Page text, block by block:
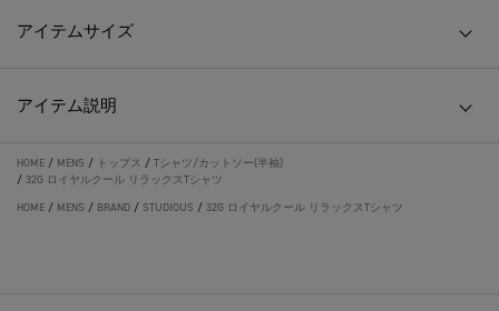
アイテムサイズ
アイテム説明
HOME / MENS / トップス / Tシャツ/カットソー(半袖)
/ 32G ロイヤルクール リラックスTシャツ
HOME / MENS / BRAND / STUDIOUS / 32G ロイヤルクール リラックスTシャツ